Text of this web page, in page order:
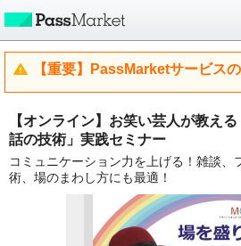
【重要】PassMarketサービス
【オンライン】お笑い芸人が教え
話の技術」実践セミナー
コミュニケーション力を上げる！雑談、
術、場のまわし方にも最適！